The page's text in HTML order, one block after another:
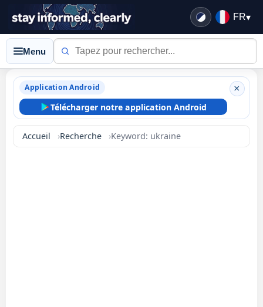
FR▾
Menu
Application Android
Télécharger notre application Android
×
Accueil Recherche Keyword: ukraine